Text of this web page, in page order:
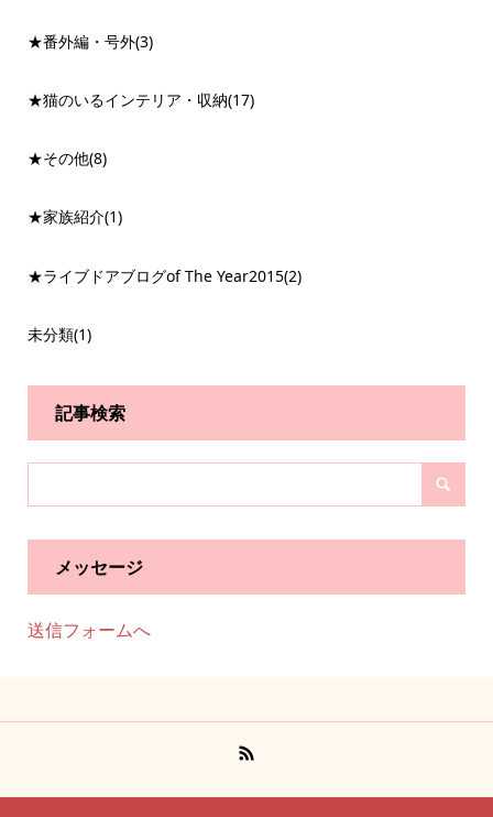
★番外編・号外(3)
★猫のいるインテリア・収納(17)
★その他(8)
★家族紹介(1)
★ライブドアブログof The Year2015(2)
未分類(1)
記事検索
メッセージ
送信フォームへ